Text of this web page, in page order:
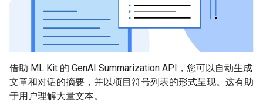
借助 ML Kit 的 GenAI Summarization API，您可以自动生成
文章和对话的摘要，并以项目符号列表的形式呈现。这有助
于用户理解大量文本。